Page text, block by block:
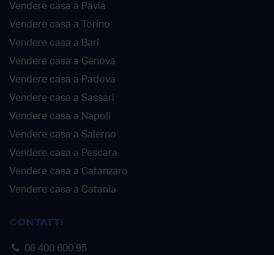
Vendere casa a Pavia
Vendere casa a Torino
Vendere casa a Bari
Vendere casa a Genova
Vendere casa a Padova
Vendere casa a Sassari
Vendere casa a Napoli
Vendere casa a Salerno
Vendere casa a Pescara
Vendere casa a Catanzaro
Vendere casa a Catania
CONTATTI
06 400 600 95